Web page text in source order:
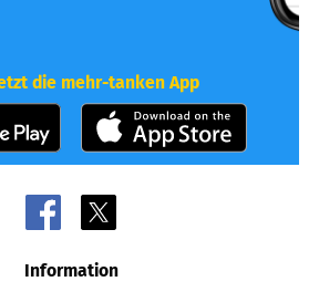
die mehr-tanken App
Information